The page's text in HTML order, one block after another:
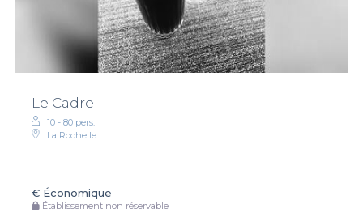
Le Cadre
10 - 80 pers.
La Rochelle
€ Économique
Établissement non réservable